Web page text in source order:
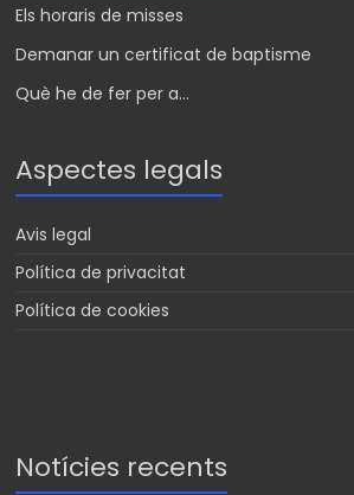
Els horaris de misses
Demanar un certificat de baptisme
Què he de fer per a...
Aspectes legals
Avis legal
Política de privacitat
Política de cookies
Notícies recents